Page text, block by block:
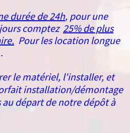
durée de 24h, pour une
comptez 25% de plus
Pour les location longue
le matériel, l'installer, et
installation/démontage
départ de notre dépôt à